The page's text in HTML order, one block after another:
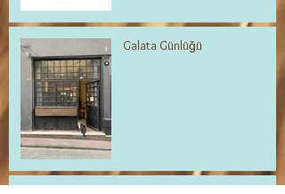
Galata Günlüğü